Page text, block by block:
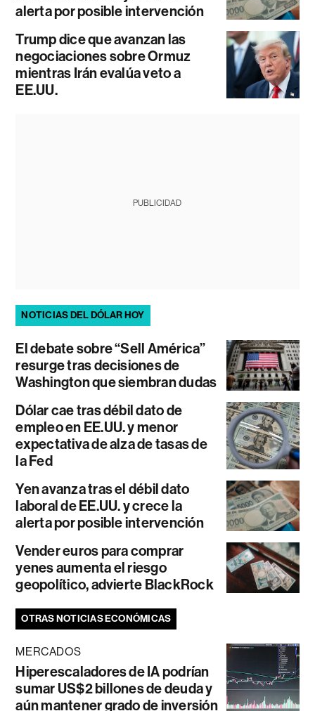
alerta por posible intervención
Trump dice que avanzan las
negociaciones sobre Ormuz
mientras Irán evalúa veto a
EE.UU.
PUBLICIDAD
NOTICIAS DEL DÓLAR HOY
El debate sobre “Sell América”
resurge tras decisiones de
Washington que siembran dudas
Dólar cae tras débil dato de
empleo en EE.UU. y menor
expectativa de alza de tasas de
la Fed
Yen avanza tras el débil dato
laboral de EE.UU. y crece la
alerta por posible intervención
Vender euros para comprar
yenes aumenta el riesgo
geopolítico, advierte BlackRock
OTRAS NOTICIAS ECONÓMICAS
MERCADOS
Hiperescaladores de IA podrían
sumar US$2 billones de deuda y
aún mantener grado de inversión